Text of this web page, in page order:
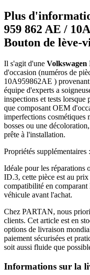
Plus
959 862 AE /
Bouton de
Il s'agit d'une Volkswagen
d'occasion (numéros de
10A959862AE )
équipe d'experts a
inspections et tests
que composant OEM
imperfections cosmétiques
bosses ou une
prête à l'installation.
Propriétés
Idéale pour les réparations
ID.3, cette pièce est au prix
compatibilité en comparant
véhicule avant l'achat.
Chez PARTAN, nous
clients. Cet article est en
options de livraison
paiement sécurisées et
soit aussi fluide que
Informations sur la